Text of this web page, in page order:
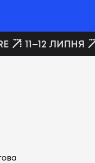
11–12 ЛИПНЯ